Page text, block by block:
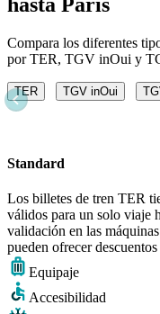
Compara los diferentes
por TER, TGV inOui y
TER TGV inOui
Standard
Los billetes de tren TER
válidos para un solo viaje
validación en las
pueden ofrecer
Equipaje
Accesibilidad